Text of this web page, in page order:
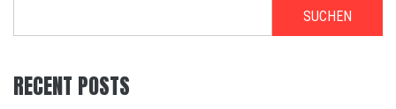
SUCHEN
RECENT POSTS